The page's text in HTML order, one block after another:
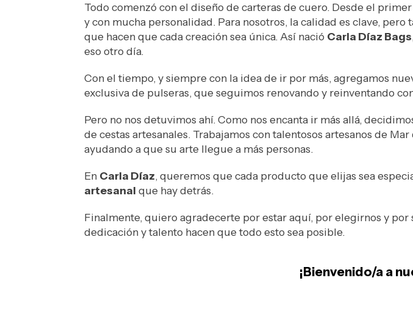
Todo comenzó con el diseño de carteras de cuero. Desde el
y con mucha personalidad. Para nosotros, la calidad es clave,
que hacen que cada creación sea única. Así nació Carla Díaz Bags
eso otro día.
Con el tiempo, y siempre con la idea de ir por más, agregamos
exclusiva de pulseras, que seguimos renovando y reinventando
Pero no nos detuvimos ahí. Como nos encanta ir más allá,
de cestas artesanales. Trabajamos con talentosos artesanos de
ayudando a que su arte llegue a más personas.
En Carla Díaz, queremos que cada producto que elijas sea
artesanal que hay detrás.
Finalmente, quiero agradecerte por estar aquí, por elegirnos y
dedicación y talento hacen que todo esto sea posible.
¡Bienvenido/a a